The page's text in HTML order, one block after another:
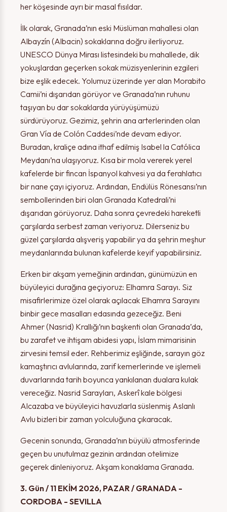
her köşesinde ayrı bir masal fısıldar.
İlk olarak, Granada’nın eski Müslüman mahallesi olan
Albayzín (Albacin) sokaklarına doğru ilerliyoruz.
UNESCO Dünya Mirası listesindeki bu mahallede, dik
yokuşlardan geçerken sokakmüzisyenlerinin ezgileri
bize eşlik edecek. Yolumuz üzerinde yer alan Morabito
Camii’ni dışarıdan görüyor ve Granada’nın ruhunu
taşıyan bu dar sokaklarda yürüyüşümüzü
sürdürüyoruz. Gezimiz, şehrin ana arterlerinden olan
Gran Vía de Colón Caddesi’nde devam ediyor.
Buradan, kraliçe adına ithaf edilmiş Isabel la Católica
Meydanı’na ulaşıyoruz. Kısa bir mola vererek yerel
kafelerde bir fincan İspanyol kahvesi ya da ferahlatıcı
bir nane çayı içiyoruz. Ardından, Endülüs Rönesansı’nın
sembollerinden biri olan Granada Katedrali’ni
dışarıdan görüyoruz. Daha sonra çevredeki hareketli
çarşılarda serbest zaman veriyoruz. Dilerseniz bu
güzel çarşılarda alışveriş yapabilir ya da şehrin meşhur
meydanlarında bulunan kafelerde keyif yapabilirsiniz.
Erken bir akşam yemeğinin ardından, günümüzün en
büyüleyici durağına geçiyoruz: Elhamra Sarayı. Siz
misafirlerimize özel olarak açılacak Elhamra Sarayını
binbir gece masalları edasında gezeceğiz. Beni
Ahmer (Nasrid) Krallığı’nın başkenti olan Granada’da,
bu zarafet ve ihtişam abidesi yapı, İslam mimarisinin
zirvesini temsil eder. Rehberimiz eşliğinde, sarayın göz
kamaştırıcı avlularında, zarif kemerlerinde ve işlemeli
duvarlarında tarih boyunca yankılanan dualara kulak
vereceğiz. Nasrid Sarayları, Askerî kale bölgesi
Alcazaba ve büyüleyici havuzlarla süslenmiş Aslanlı
Avlu bizleri bir zaman yolculuğuna çıkaracak.
Gecenin sonunda, Granada’nın büyülü atmosferinde
geçen bu unutulmaz gezinin ardından otelimize
geçerek dinleniyoruz. Akşam konaklama Granada.
3. Gün / 11 EKİM 2026, PAZAR / GRANADA -
CORDOBA - SEVILLA